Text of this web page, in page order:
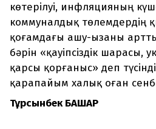
көтерілуі, инфляцияның
коммуналдық төлемдердің
қоғамдағы ашу-ызаны
бәрін «қауіпсіздік
қарсы қорғаныс» деп
қарапайым халық оған
Тұрсынбек БАШАР